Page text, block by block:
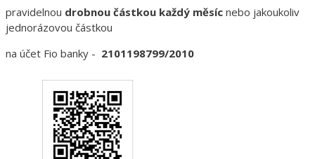
pravidelnou drobnou částkou každý měsíc nebo jakoukoliv
jednorázovou částkou
na účet Fio banky - 2101198799/2010